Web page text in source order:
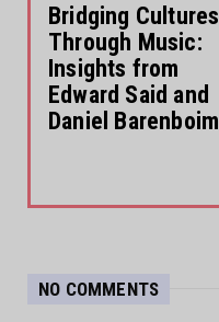
Bridging Cultures
Through Music:
Insights from
Edward Said and
Daniel Barenboim
NO COMMENTS